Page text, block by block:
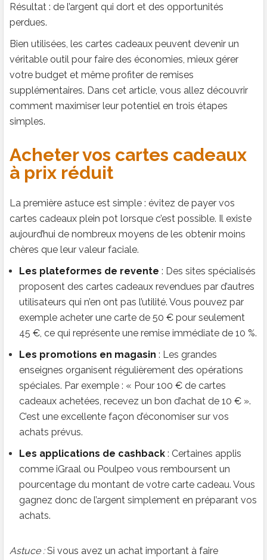
Résultat : de l’argent qui dort et des opportunités
perdues.
Bien utilisées, les cartes cadeaux peuvent devenir un
véritable outil pour faire des économies, mieux gérer
votre budget et même profiter de remises
supplémentaires. Dans cet article, vous allez découvrir
comment maximiser leur potentiel en trois étapes
simples.
Acheter vos cartes cadeaux
à prix réduit
La première astuce est simple : évitez de payer vos
cartes cadeaux plein pot lorsque c’est possible. Il existe
aujourd’hui de nombreux moyens de les obtenir moins
chères que leur valeur faciale.
Les plateformes de revente : Des sites spécialisés
proposent des cartes cadeaux revendues par d’autres
utilisateurs qui n’en ont pas l’utilité. Vous pouvez par
exemple acheter une carte de 50 € pour seulement
45 €, ce qui représente une remise immédiate de 10 %.
Les promotions en magasin : Les grandes
enseignes organisent régulièrement des opérations
spéciales. Par exemple : « Pour 100 € de cartes
cadeaux achetées, recevez un bon d’achat de 10 € ».
C’est une excellente façon d’économiser sur vos
achats prévus.
Les applications de cashback : Certaines applis
comme iGraal ou Poulpeo vous remboursent un
pourcentage du montant de votre carte cadeau. Vous
gagnez donc de l’argent simplement en préparant vos
achats.
Astuce :Si vous avez un achat important à faire